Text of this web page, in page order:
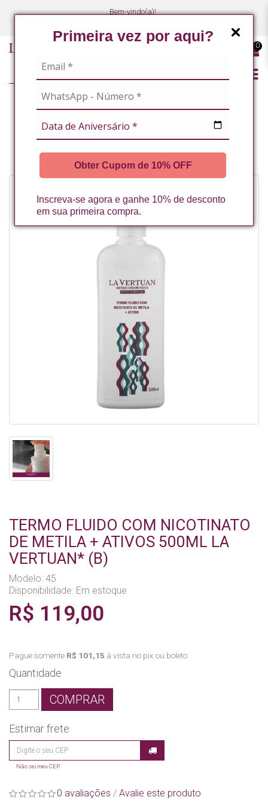
Primeira vez por aqui?
Obter Cupom de 10% OFF
Inscreva-se agora e ganhe 10% de desconto
em sua primeira compra.
Bem-vindo(a)!
0
VERTUAN* (B)
TERMO FLUIDO COM NICOTINATO
DE METILA + ATIVOS 500ML LA
VERTUAN* (B)
Modelo: 45
Disponibilidade: Em estoque
R$ 119,00
Pague somente R$ 101,15 à vista no pix ou boleto.
Quantidade
COMPRAR
Estimar frete
Não sei meu CEP
0 avaliações / Avalie este produto